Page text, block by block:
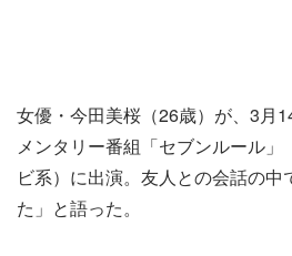
女優・今田美桜（26歳）が、3月
メンタリー番組「セブンルール」
ビ系）に出演。友人との会話の
た」と語った。